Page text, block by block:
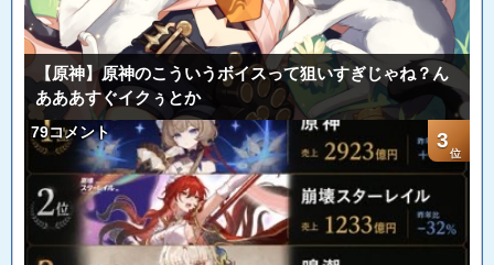
【原神】原神のこういうボイスって狙いすぎじゃね？ん
あああすぐイクぅとか
3
79コメント